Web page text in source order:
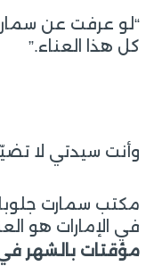
“لو عرفت عن
كل هذا العناء.”
وأنت سيدتي لا
مكتب سمارت
في الإمارات هو
مؤقتات بالشهر